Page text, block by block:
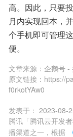
高。因此，只要
月内实现回本，
个手机即可管理
便。
文章来源： 企鹅号 -
原文链接： https://
f0rkotYAw0
发表于： 2023-08-
腾讯「腾讯云开发
播渠道之一，根据